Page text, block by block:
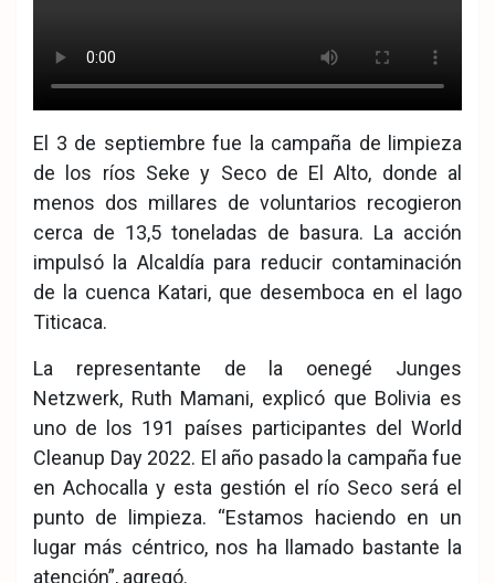
El 3 de septiembre fue la campaña de limpieza
de los ríos Seke y Seco de El Alto, donde al
menos dos millares de voluntarios recogieron
cerca de 13,5 toneladas de basura. La acción
impulsó la Alcaldía para reducir contaminación
de la cuenca Katari, que desemboca en el lago
Titicaca.
La representante de la oenegé Junges
Netzwerk, Ruth Mamani, explicó que Bolivia es
uno de los 191 países participantes del World
Cleanup Day 2022. El año pasado la campaña fue
en Achocalla y esta gestión el río Seco será el
punto de limpieza. “Estamos haciendo en un
lugar más céntrico, nos ha llamado bastante la
atención”, agregó.